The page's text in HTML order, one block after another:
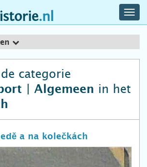
categorie
| Algemeen in het
a na kolečkách